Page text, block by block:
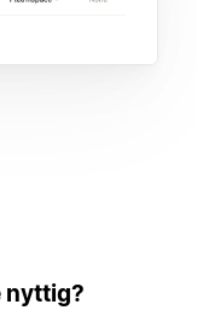
nyttig?